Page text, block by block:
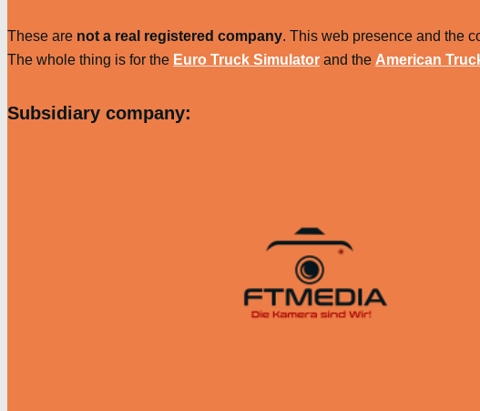
These are not a real registered company. This web presence and the
The whole thing is for the Euro Truck Simulator and the American
Subsidiary company: